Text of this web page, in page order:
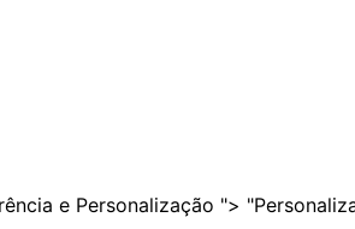
e Personalização ">